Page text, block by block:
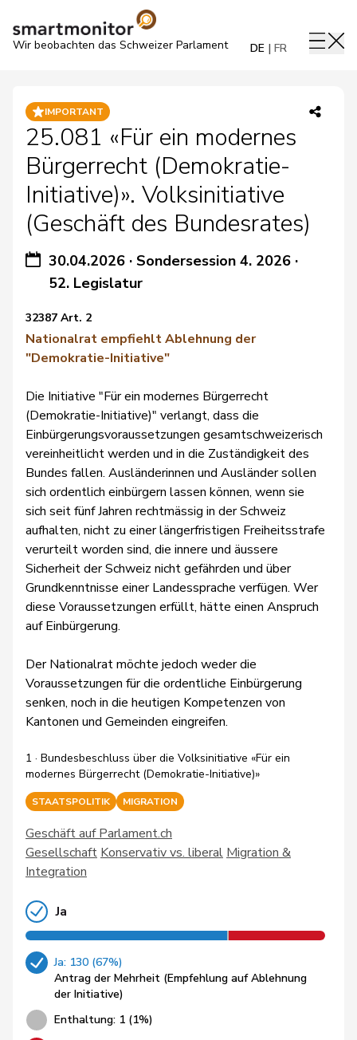
Wir beobachten das Schweizer Parlament DE FR
IMPORTANT
25.081 «Für ein modernes
Bürgerrecht (Demokratie-
Initiative)». Volksinitiative
(Geschäft des Bundesrates)
30.04.2026 ·Sondersession 4. 2026 ·
52. Legislatur
32387 Art. 2
Nationalrat empfiehlt Ablehnung der
"Demokratie-Initiative"
Die Initiative "Für ein modernes Bürgerrecht
(Demokratie-Initiative)" verlangt, dass die
Einbürgerungsvoraussetzungen gesamtschweizerisch
vereinheitlicht werden und in die Zuständigkeit des
Bundes fallen. Ausländerinnen und Ausländer sollen
sich ordentlich einbürgern lassen können, wenn sie
sich seit fünf Jahren rechtmässig in der Schweiz
aufhalten, nicht zu einer längerfristigen Freiheitsstrafe
verurteilt worden sind, die innere und äussere
Sicherheit der Schweiz nicht gefährden und über
Grundkenntnisse einer Landessprache verfügen. Wer
diese Voraussetzungen erfüllt, hätte einen Anspruch
auf Einbürgerung.
Der Nationalrat möchte jedoch weder die
Voraussetzungen für die ordentliche Einbürgerung
senken, noch in die heutigen Kompetenzen von
Kantonen und Gemeinden eingreifen.
1 · Bundesbeschluss über die Volksinitiative «Für ein
modernes Bürgerrecht (Demokratie-Initiative)»
STAATSPOLITIK MIGRATION
Geschäft auf Parlament.ch
Gesellschaft Konservativ vs. liberal Migration &
Integration
Ja
Ja: 130 (67%)
Antrag der Mehrheit (Empfehlung auf Ablehnung
der Initiative)
Enthaltung: 1 (1%)